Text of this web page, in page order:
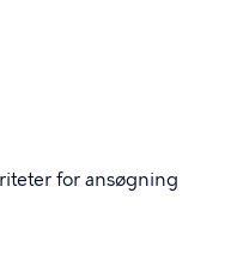
for ansøgning